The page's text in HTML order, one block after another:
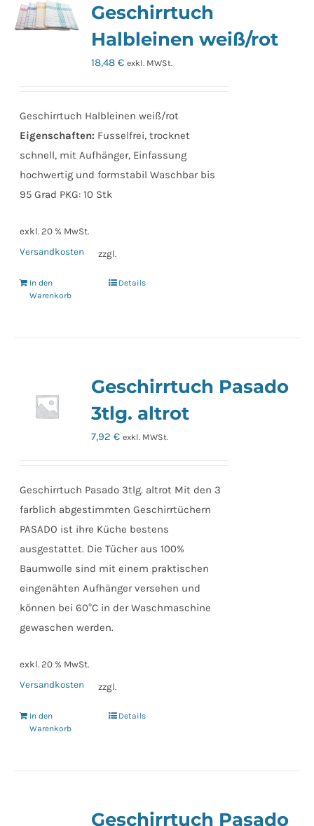
Geschirrtuch
Halbleinen weiß/rot
18,48€ exkl. MWSt.
Geschirrtuch Halbleinen weiß/rot
Eigenschaften: Fusselfrei, trocknet
schnell, mit Aufhänger, Einfassung
hochwertig und formstabil Waschbar bis
95 Grad PKG: 10 Stk
exkl. 20 % MwSt.
zzgl.
Versandkosten
In den
Warenkorb
Details
Geschirrtuch Pasado
3tlg. altrot
7,92€ exkl. MWSt.
Geschirrtuch Pasado 3tlg. altrot Mit den 3
farblich abgestimmten Geschirrtüchern
PASADO ist ihre Küche bestens
ausgestattet. Die Tücher aus 100%
Baumwolle sind mit einem praktischen
eingenähten Aufhänger versehen und
können bei 60°C in der Waschmaschine
gewaschen werden.
exkl. 20 % MwSt.
zzgl.
Versandkosten
In den
Warenkorb
Details
Geschirrtuch Pasado